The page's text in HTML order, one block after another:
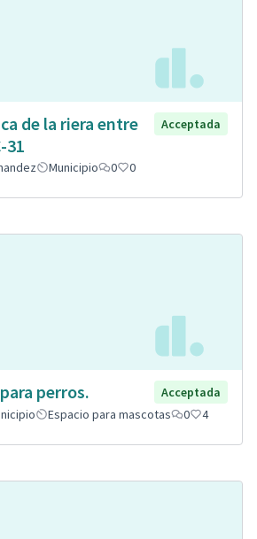
de la riera entre
31
Acceptada
Municipio 0 0
perros.
Acceptada
Espacio para mascotas 0 4